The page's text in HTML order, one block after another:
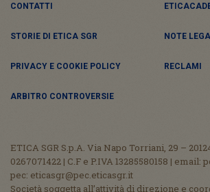
CONTATTI
STORIE DI ETICA SGR NOTE
PRIVACY E COOKIE POLICY RECLAMI
ARBITRO CONTROVERSIE
ETICA SGR S.p.A. Via Napo Torriani, 29 –
0267071422 | C.F e P.IVA 13285580158 | email:
pec: eticasgr@pec.eticasgr.it
Società soggetta all’attività di direzione e